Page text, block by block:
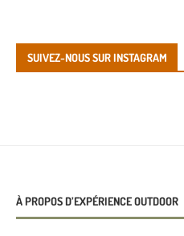
SUIVEZ-NOUS SUR INSTAGRAM
À PROPOS D’EXPÉRIENCE OUTDOOR